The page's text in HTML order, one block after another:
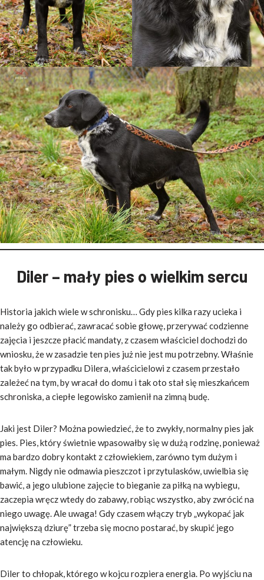
Diler – mały pies o wielkim sercu
Historia jakich wiele w schronisku… Gdy pies kilka razy ucieka i
należy go odbierać, zawracać sobie głowę, przerywać codzienne
zajęcia i jeszcze płacić mandaty, z czasem właściciel dochodzi do
wniosku, że w zasadzie ten pies już nie jest mu potrzebny. Właśnie
tak było w przypadku Dilera, właścicielowi z czasem przestało
zależeć na tym, by wracał do domu i tak oto stał się mieszkańcem
schroniska, a ciepłe legowisko zamienił na zimną budę.
Jaki jest Diler? Można powiedzieć, że to zwykły, normalny pies jak
pies. Pies, który świetnie wpasowałby się w dużą rodzinę, ponieważ
ma bardzo dobry kontakt z człowiekiem, zarówno tym dużym i
małym. Nigdy nie odmawia pieszczot i przytulasków, uwielbia się
bawić, a jego ulubione zajęcie to bieganie za piłką na wybiegu,
zaczepia wręcz wtedy do zabawy, robiąc wszystko, aby zwrócić na
niego uwagę. Ale uwaga! Gdy czasem włączy tryb „wykopać jak
największą dziurę” trzeba się mocno postarać, by skupić jego
atencję na człowieku.
Diler to chłopak, którego w kojcu rozpiera energia. Po wyjściu na